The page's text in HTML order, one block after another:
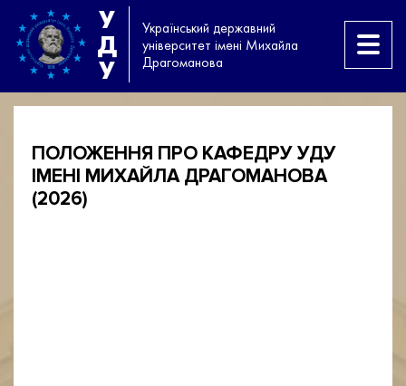
У
Д
У
Український державний
університет імені Михайла
Драгоманова
ПОЛОЖЕННЯ ПРО КАФЕДРУ УДУ
ІМЕНІ МИХАЙЛА ДРАГОМАНОВА
(2026)